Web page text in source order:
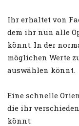
Ihr erhaltet von
dem ihr nun alle
könnt. In der
möglichen Werte
auswählen könnt.
Eine schnelle
die ihr
könnt: